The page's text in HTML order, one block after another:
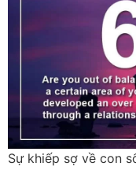
Sự khiếp sợ về con